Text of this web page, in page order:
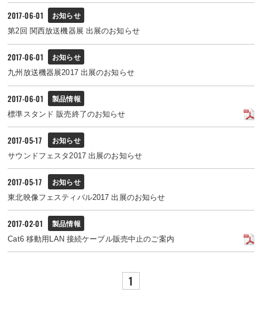
2017-06-01 お知らせ
第2回 関西放送機器展 出展のお知らせ
2017-06-01 お知らせ
九州放送機器展2017 出展のお知らせ
2017-06-01 製品情報
標準スタンド 販売終了のお知らせ
2017-05-17 お知らせ
サウンドフェスタ2017 出展のお知らせ
2017-05-17 お知らせ
東北映像フェスティバル2017 出展のお知らせ
2017-02-01 製品情報
Cat6 移動用LAN 接続ケーブル販売中止のご案内
1